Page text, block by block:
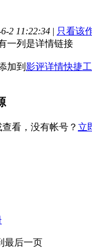
2 11:22:34 | 只看该
一列是详情链接
加到 影评详情快捷
看，没有帐号？ 立
最后一页